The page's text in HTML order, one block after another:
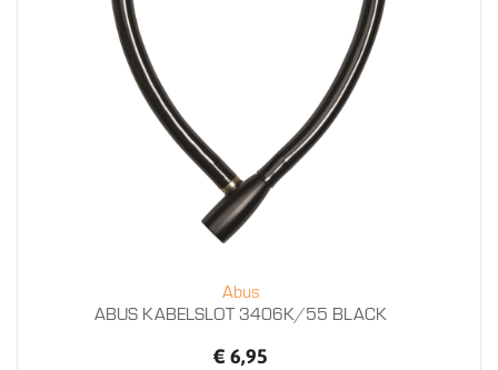
Abus
ABUS KABELSLOT 3406K/55 BLACK
€ 6,95